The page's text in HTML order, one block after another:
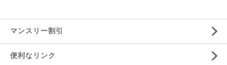
マンスリー割引
便利なリンク